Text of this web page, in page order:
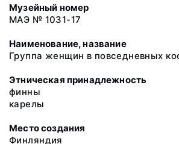
Музейный номер
МАЭ № 1031-17
Наименование, название
Группа женщин в повседневных
Этническая принадлежность
финны
карелы
Место создания
Финляндия